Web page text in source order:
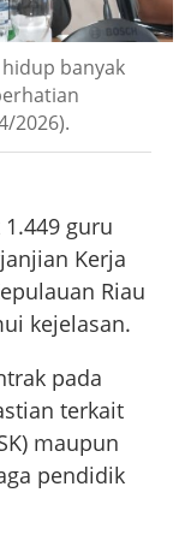
banyak
2026).
guru
Kerja
Riau
kejelasan.
pada
terkait
maupun
pendidik